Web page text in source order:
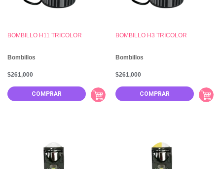
Bombillos
BOMBILLO H11 TRICOLOR
COMPRAR
$261,000
Bombillos
BOMBILLO H3 TRICOLOR
COMPRAR
$261,000